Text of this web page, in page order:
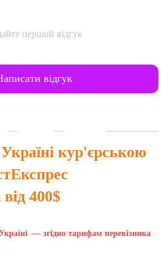
перший відгук
відгук
кур'єрською
400$
— згідно тарифам перевізника